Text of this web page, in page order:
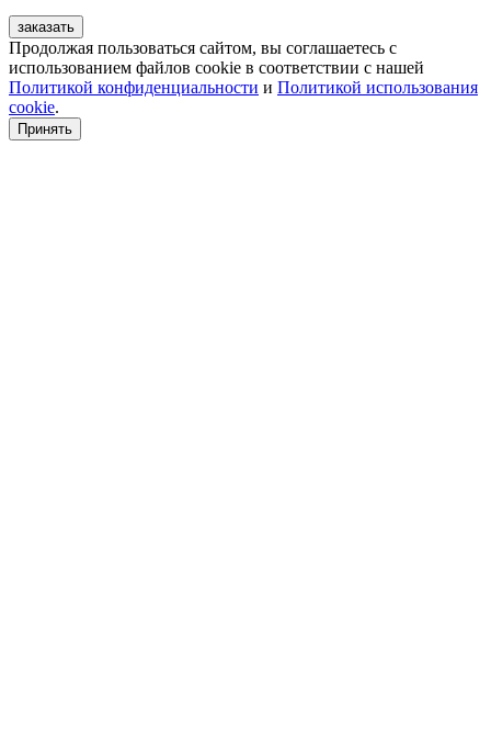
заказать
Продолжая пользоваться сайтом, вы соглашаетесь с
использованием файлов cookie в соответствии с нашей
Политикой конфиденциальности и Политикой использования
cookie.
Принять